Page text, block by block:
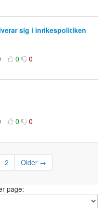
sig i inrikespolitiken
0 0
0 0
2 Older →
page: